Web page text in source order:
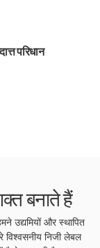
परिधान
बनाते हैं
उद्यमियों और स्थापित
विश्वसनीय निजी लेबल